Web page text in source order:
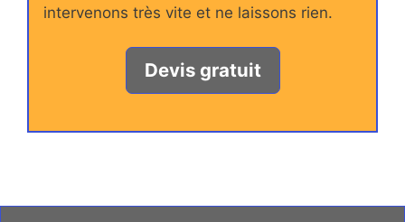
intervenons très vite et ne laissons rien.
Devis gratuit